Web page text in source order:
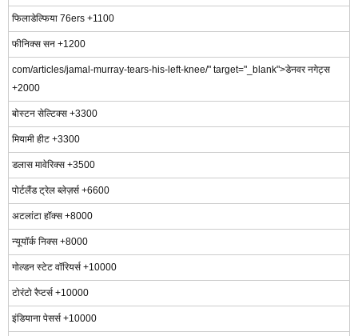
फिलाडेल्फिया 76ers +1100
फीनिक्स सन +1200
com/articles/jamal-murray-tears-his-left-knee/" target="_blank">डेनवर नगेट्स
+2000
बोस्टन सेल्टिक्स +3300
मियामी हीट +3300
डलास मावेरिक्स +3500
पोर्टलैंड ट्रेल ब्लेज़र्स +6600
अटलांटा हॉक्स +8000
न्यूयॉर्क निक्स +8000
गोल्डन स्टेट वॉरियर्स +10000
टोरंटो रैप्टर्स +10000
इंडियाना पेसर्स +10000